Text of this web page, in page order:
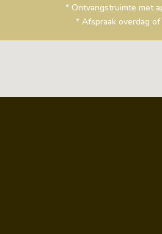
* Ontvangstruimte met
* Afspraak overdag of